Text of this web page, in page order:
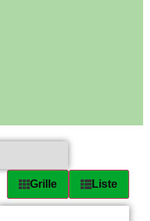
Grille Liste